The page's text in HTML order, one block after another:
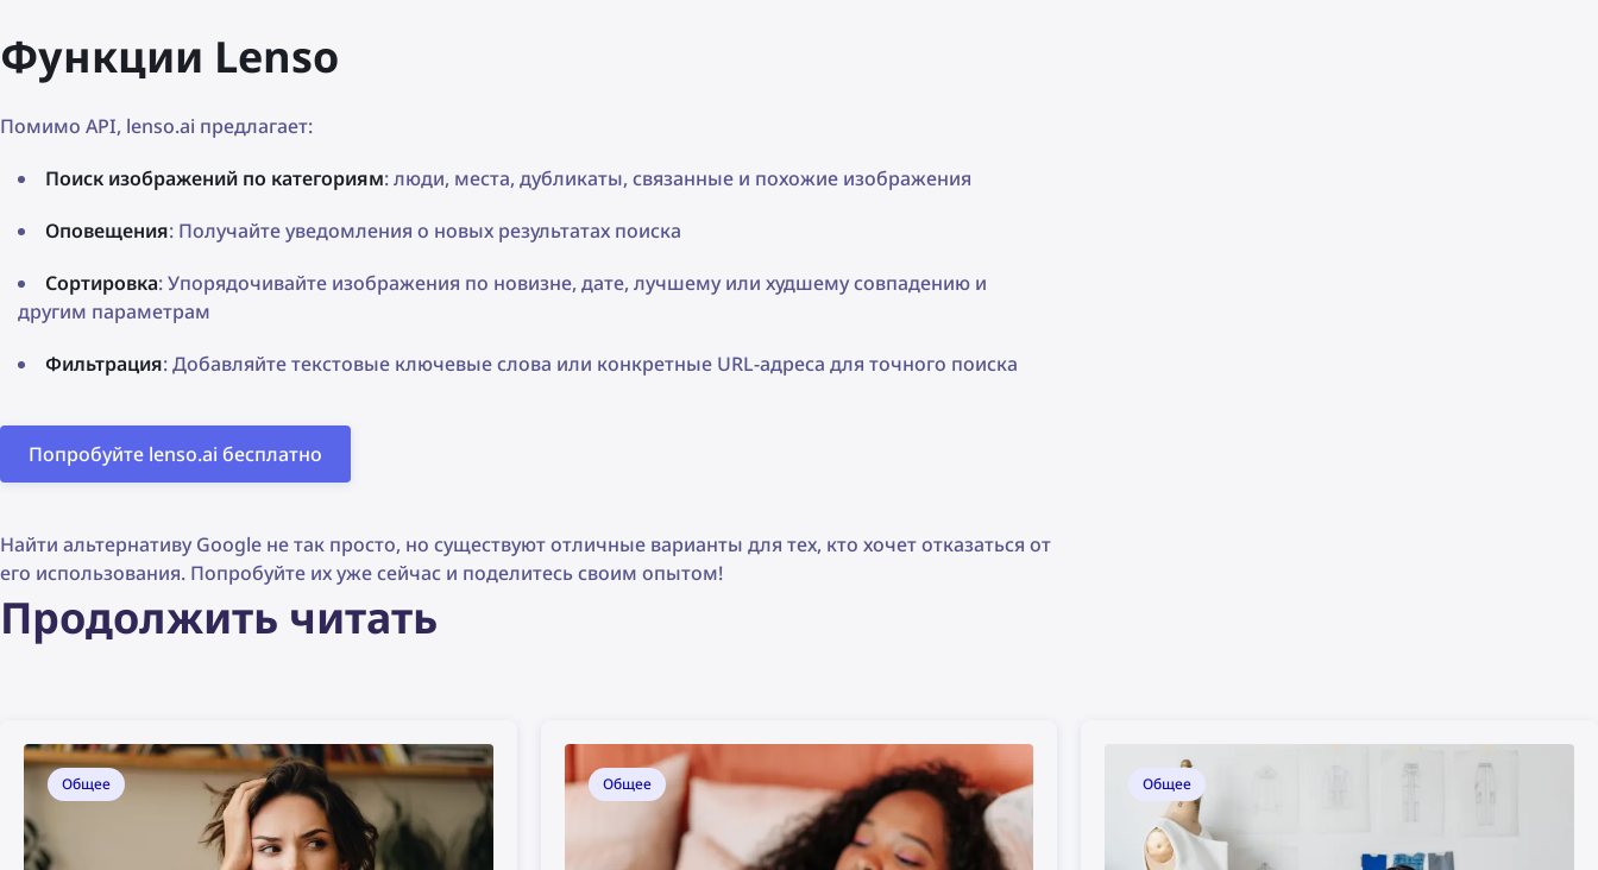
Функции Lenso
Помимо API, lenso.ai предлагает:
Поиск изображений по категориям: люди, места, дубликаты, связанные и похожие изображения
Оповещения: Получайте уведомления о новых результатах поиска
Сортировка: Упорядочивайте изображения по новизне, дате, лучшему или худшему совпадению и
другим параметрам
Фильтрация: Добавляйте текстовые ключевые слова или конкретные URL-адреса для точного поиска
Попробуйте lenso.ai бесплатно
Найти альтернативу Google не так просто, но существуют отличные варианты для тех, кто хочет отказаться от
его использования. Попробуйте их уже сейчас и поделитесь своим опытом!
Продолжить читать
Общее Общее Общее